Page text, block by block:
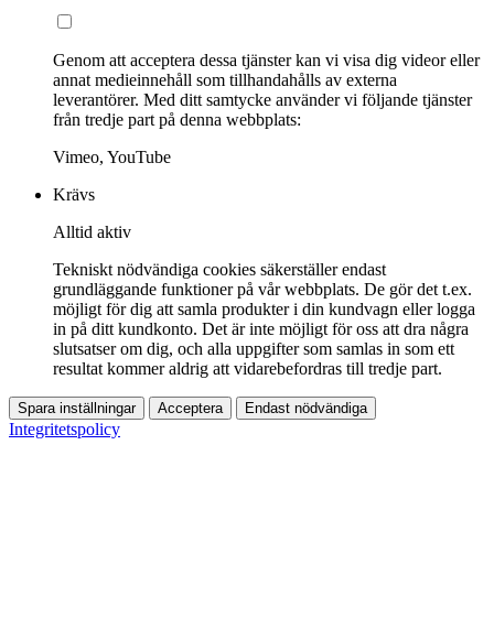
Genom att acceptera dessa tjänster kan vi visa dig videor eller
annat medieinnehåll som tillhandahålls av externa
leverantörer. Med ditt samtycke använder vi följande tjänster
från tredje part på denna webbplats:
Vimeo, YouTube
Krävs
Alltid aktiv
Tekniskt nödvändiga cookies säkerställer endast
grundläggande funktioner på vår webbplats. De gör det t.ex.
möjligt för dig att samla produkter i din kundvagn eller logga
in på ditt kundkonto. Det är inte möjligt för oss att dra några
slutsatser om dig, och alla uppgifter som samlas in som ett
resultat kommer aldrig att vidarebefordras till tredje part.
Spara inställningar Acceptera Endast nödvändiga
Integritetspolicy